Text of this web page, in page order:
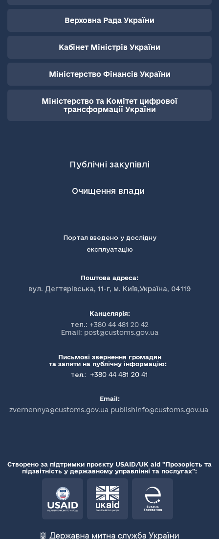
Верховна Рада України
Кабінет Міністрів України
Міністерство Фінансів України
Міністерство та Комітет цифрової
трансформації України
Публічні закупівлі
Очищення влади
Портал введено у дослідну
експлуатацію
Поштова адреса:
вул. Дегтярівська, 11-г, м. Київ,Україна, 04119
Канцелярія:
тел.: +380 44 481 20 42
Email: post@customs.gov.ua
Письмові звернення громадян
та запити на публічну інформацію:
тел.:
+380 44 481 20 41
Email:
zvernennya@customs.gov.ua publishinfo@customs.gov.ua
Створено за підтримки проєкту USAID/UK aid "Прозорість та
підзвітність у державному управлінні та послугах":